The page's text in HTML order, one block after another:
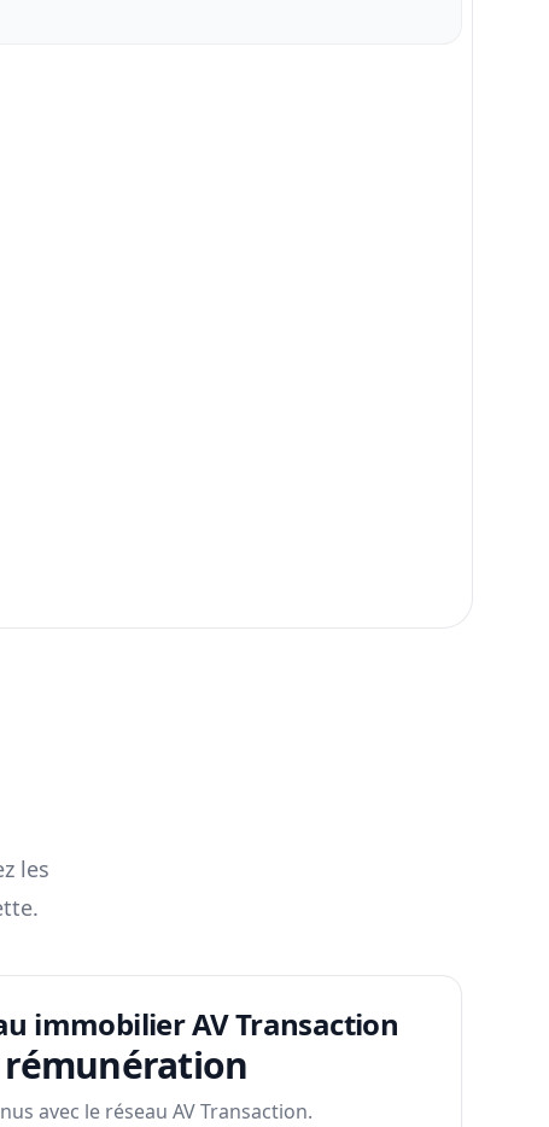
les
immobilier AV Transaction
avec le réseau AV Transaction.